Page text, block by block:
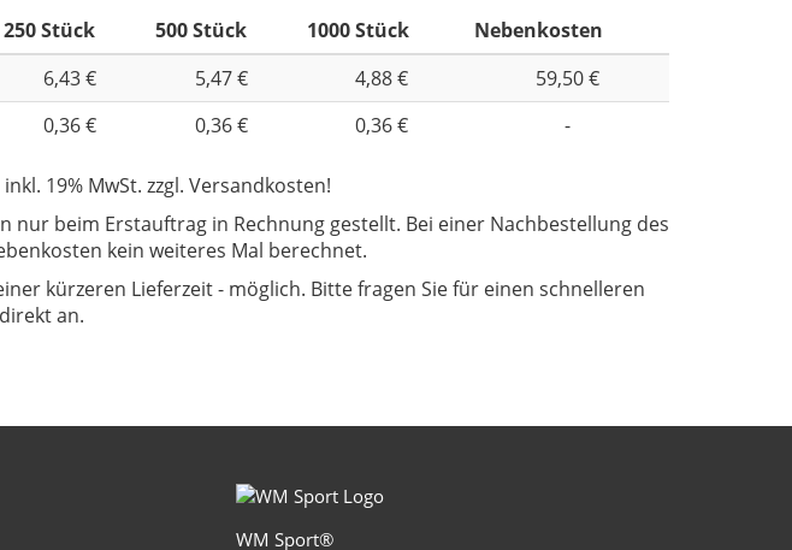
250 Stück 500 Stück 1000 Stück
Nebenkosten
6,43 € 5,47 € 4,88 €
59,50 €
0,36 € 0,36 € 0,36 € -
19% MwSt. zzgl. Versandkosten!
beim Erstauftrag in Rechnung gestellt. Bei einer Nachbestellung des
kein weiteres Mal berechnet.
kürzeren Lieferzeit - möglich. Bitte fragen Sie für einen schnelleren
an.
WM Sport®